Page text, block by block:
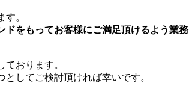
。
ドをもってお客様にご満足頂けるよう業務
ております。
してご検討頂ければ幸いです。